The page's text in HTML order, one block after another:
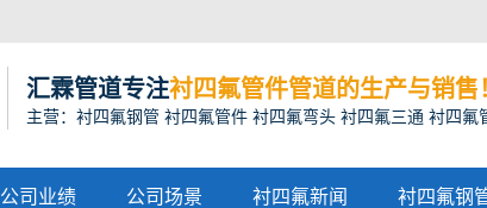
汇霖管道专注衬四氟管件管道的生产与销售
主营：衬四氟钢管 衬四氟管件 衬四氟弯头 衬四氟三通 衬四氟
公司业绩 公司场景 衬四氟新闻 衬四氟钢